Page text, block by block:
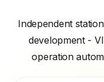
Independent
development -
operation